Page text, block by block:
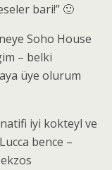
bari!” 🙂
Soho House
– belki
üye olurum
iyi kokteyl ve
bence –